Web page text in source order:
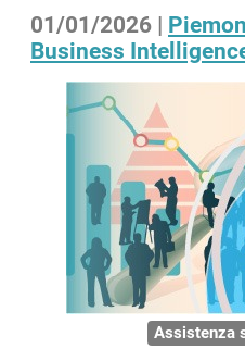
01/01/2026 |
Business
Assistenza